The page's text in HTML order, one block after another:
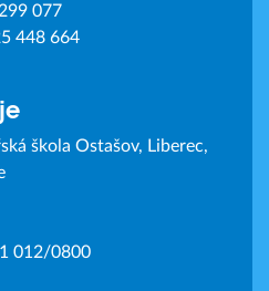
077
448 664
škola Ostašov, Liberec,
012/0800